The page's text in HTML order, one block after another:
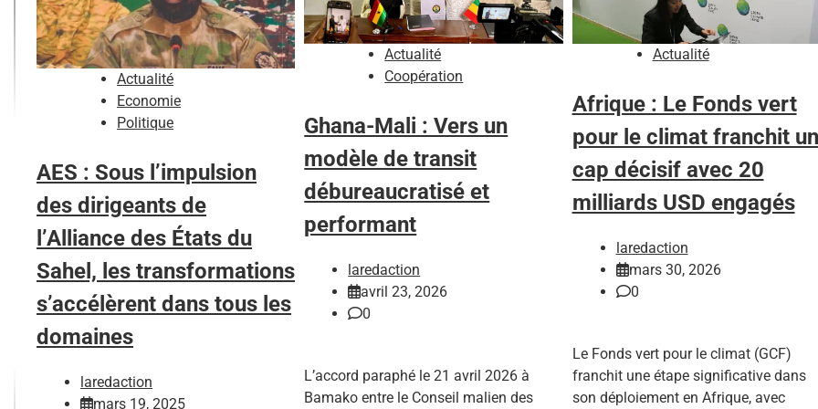
Actualité
Economie
Politique
AES : Sous l’impulsion
des dirigeants de
l’Alliance des États du
Sahel, les transformations
s’accélèrent dans tous les
domaines
laredaction
mars 19, 2025
Actualité
Coopération
Ghana-Mali : Vers un
modèle de transit
débureaucratisé et
performant
laredaction
avril 23, 2026
0
L’accord paraphé le 21 avril 2026 à
Bamako entre le Conseil malien des
Actualité
Afrique : Le Fonds vert
pour le climat franchit un
cap décisif avec 20
milliards USD engagés
laredaction
mars 30, 2026
0
Le Fonds vert pour le climat (GCF)
franchit une étape significative dans
son déploiement en Afrique, avec